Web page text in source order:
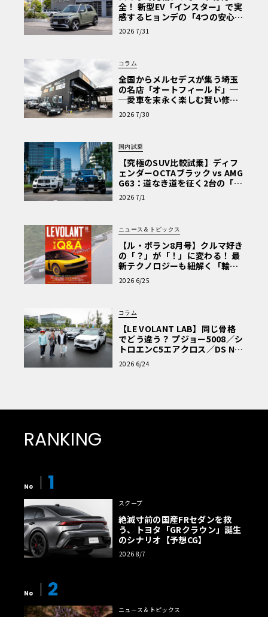
全！ 新型EV「インスター」で実
感するヒョンデの「4つの安心」
【第1回・ヒョンデ6つの疑問：
Why? Hyundai?】〈PR〉
2026 7/31
コラム
全国からメルセデスが集う埼玉
の名店「オートフィールド」─
─愛車を末永く楽しむ賢い修理
術と、プロがフックス製オイル
を選ぶ理由〈PR〉
2026 7/30
国内試乗
【究極のSUV比較試乗】ディフ
ェンダーOCTAブラック vs AMG
G63：道なき道を征く2台の「対
極的アプローチ」
2026 7/1
ニュース＆トピックス
【ル・ボラン8月号】クルマ好き
の「？」が「！」に変わる！ 最
新テクノロジーも紐解く「輸入
車Q&A」
2026 6/25
コラム
【LE VOLANT LAB】同じ骨格
でどう違う？ プジョー5008／シ
トロエンC5エアクロス／DS Nº4
読者一気乗りレポート
2026 6/24
RANKING
No 1
スクープ
絶滅寸前の国産FRセダンを救
う、トヨタ「GRクラウン」誕生
のシナリオ【予想CG】
2026 8/7
No 2
ニュース＆トピックス